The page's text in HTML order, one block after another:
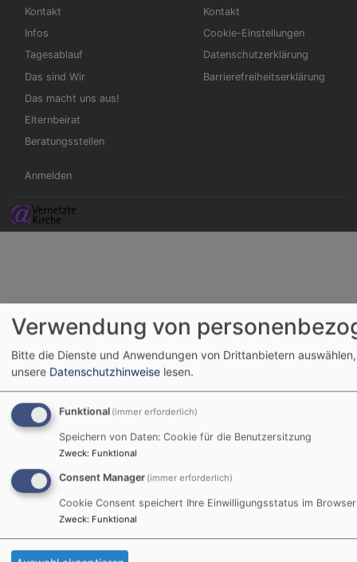
Kontakt
Infos
Tagesablauf
Das sind Wir
Das macht uns aus!
Elternbeirat
Beratungsstellen
Kontakt
Cookie-Einstellungen
Datenschutzerklärung
Barrierefreiheitserklärung
Benutzermenü
Anmelden
Verwendung von
Bitte die Dienste und Anwendungen von Drittanbietern
unsere Datenschutzhinweise lesen.
Funktional (immer erforderlich)
Speichern von Daten: Cookie für die Benutzersitzung
Zweck: Funktional
Consent Manager (immer erforderlich)
Cookie Consent speichert Ihre Einwilligungsstatus im Browser
Zweck: Funktional